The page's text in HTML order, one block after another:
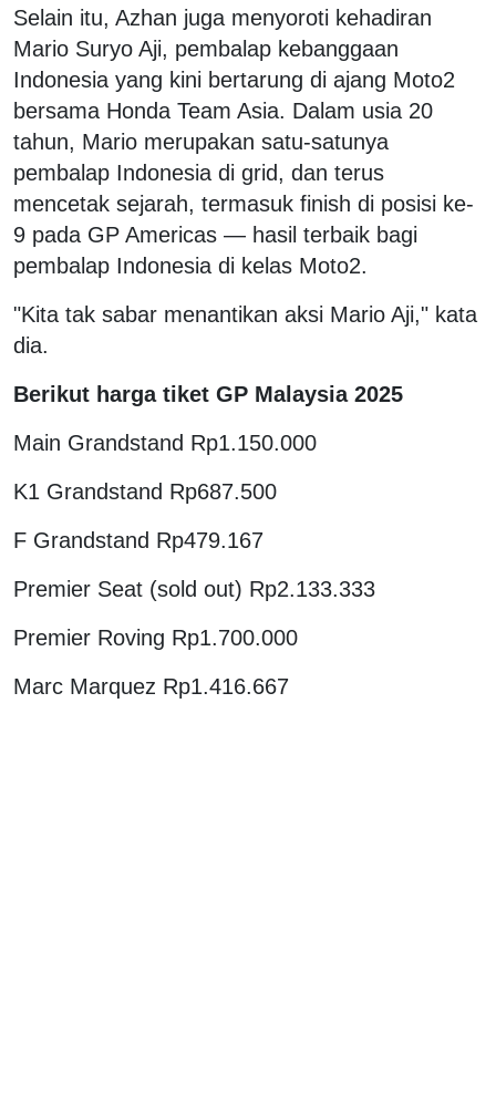
Selain itu, Azhan juga menyoroti kehadiran
Mario Suryo Aji, pembalap kebanggaan
Indonesia yang kini bertarung di ajang Moto2
bersama Honda Team Asia. Dalam usia 20
tahun, Mario merupakan satu-satunya
pembalap Indonesia di grid, dan terus
mencetak sejarah, termasuk finish di posisi ke-
9 pada GP Americas — hasil terbaik bagi
pembalap Indonesia di kelas Moto2.
"Kita tak sabar menantikan aksi Mario Aji," kata
dia.
Berikut harga tiket GP Malaysia 2025
Main Grandstand Rp1.150.000
K1 Grandstand Rp687.500
F Grandstand Rp479.167
Premier Seat (sold out) Rp2.133.333
Premier Roving Rp1.700.000
Marc Marquez Rp1.416.667